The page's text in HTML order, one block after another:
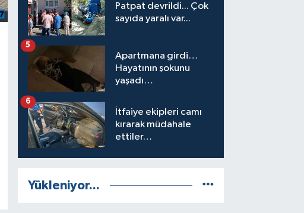
Patpat devrildi... Çok
sayıda yaralı var...
Apartmana girdi…
Hayatının şokunu
yaşadı…
5
İtfaiye ekipleri camı
kırarak müdahale
ettiler…
6
Yükleniyor...